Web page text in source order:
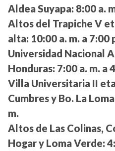
Aldea Suyapa: 8:00 a.
Altos del Trapiche V
alta: 10:00 a. m. a 7:00
Universidad Nacional
Honduras: 7:00 a. m. a
Villa Universitaria II
Cumbres y Bo. La
m.
Altos de Las Colinas,
Hogar y Loma Verde: